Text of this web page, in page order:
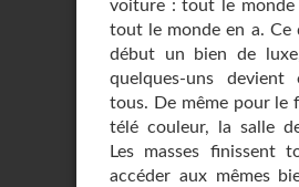
voiture : tout le monde
tout le monde en a. Ce
début un bien de
quelques-uns
tous. De même pour le
télé couleur, la salle
Les masses finissent
accéder aux mêmes